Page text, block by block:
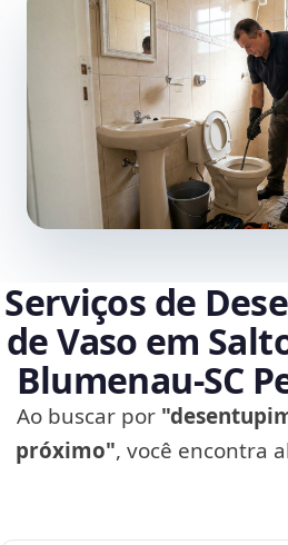
Serviços de
de Vaso em
Blumenau‑SC
Ao buscar por
próximo", você encontra